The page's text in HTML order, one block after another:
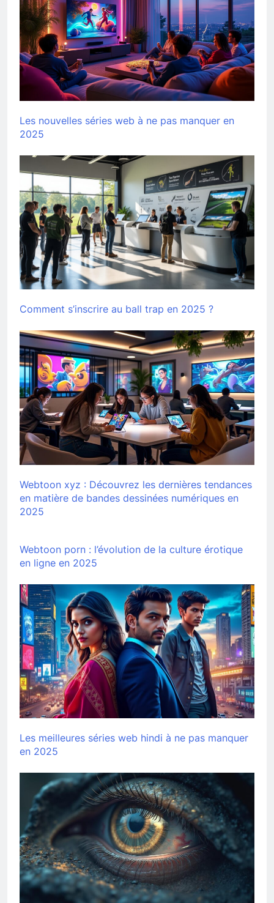
Les nouvelles séries web à ne pas manquer en
2025
Comment s’inscrire au ball trap en 2025 ?
Webtoon xyz : Découvrez les dernières tendances
en matière de bandes dessinées numériques en
2025
Webtoon porn : l’évolution de la culture érotique
en ligne en 2025
Les meilleures séries web hindi à ne pas manquer
en 2025